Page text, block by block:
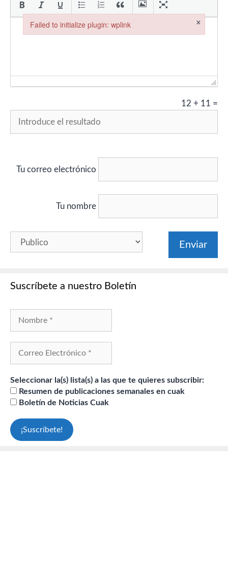
12 + 11 =
Tu correo electrónico
Tu nombre
Suscríbete a nuestro Boletín
Seleccionar la(s) lista(s) a las que te quieres subscribir:
Resumen de publicaciones semanales en cuak
Boletín de Noticias Cuak
Failed to initialize plugin: wplink ×
Failed to initialize plugin: wplink